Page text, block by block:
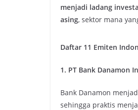
menjadi ladang
asing, sektor mana
Daftar 11 Emiten
1. PT Bank Danamon
Bank Danamon
sehingga praktis